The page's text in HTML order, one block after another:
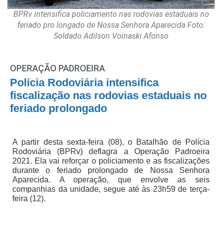
BPRv intensifica policiamento nas rodovias estaduais no
feriado pro longado de Nossa Senhora Aparecida Foto:
Soldado Adilson Voinaski Afonso
OPERAÇÃO PADROEIRA
Polícia Rodoviária intensifica
fiscalização nas rodovias estaduais no
feriado prolongado
A partir desta sexta-feira (08), o Batalhão de Polícia
Rodoviária (BPRv) deflagra a Operação Padroeira
2021. Ela vai reforçar o policiamento e as fiscalizações
durante o feriado prolongado de Nossa Senhora
Aparecida. A operação, que envolve as seis
companhias da unidade, segue até às 23h59 de terça-
feira (12).